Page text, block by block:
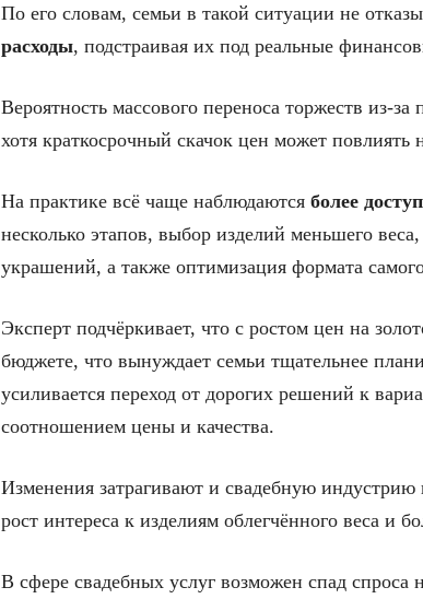
По его словам, семьи в такой ситуации не
расходы, подстраивая их под реальные
Вероятность массового переноса торжеств из-
хотя краткосрочный скачок цен может
На практике всё чаще наблюдаются более
несколько этапов, выбор изделий меньшего
украшений, а также оптимизация формата
Эксперт подчёркивает, что с ростом цен на
бюджете, что вынуждает семьи тщательнее
усиливается переход от дорогих решений к
соотношением цены и качества.
Изменения затрагивают и свадебную
рост интереса к изделиям облегчённого веса и
В сфере свадебных услуг возможен спад спроса